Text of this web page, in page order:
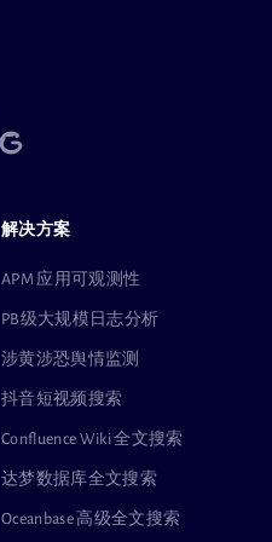
解决方案
APM 应用可观测性
PB级大规模日志分析
涉黄涉恐舆情监测
抖音短视频搜索
Confluence Wiki 全文搜索
达梦数据库全文搜索
Oceanbase 高级全文搜索